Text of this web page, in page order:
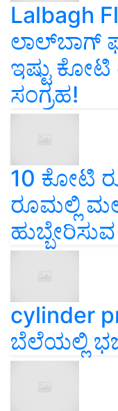
Lalbagh
ಲಾಲ್‌ಬಾಗ್
ಇಷ್ಟು
ಸಂಗ್ರಹ!
10 ಕೋಟಿ
ರೂಮಲ್ಲಿ
cylinder
ಬೆಲೆಯಲ್ಲಿ